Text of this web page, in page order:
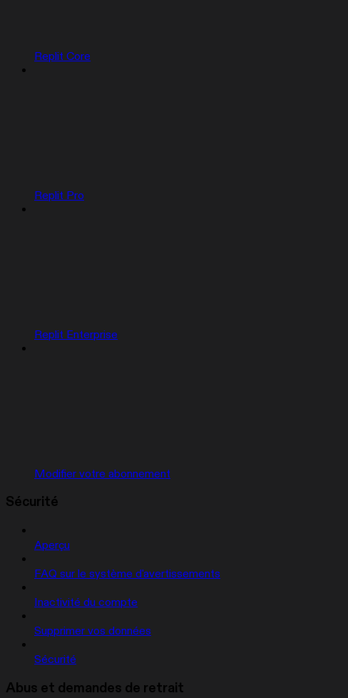
Replit Core
Replit Pro
Replit Enterprise
Modifier votre abonnement
Sécurité
Aperçu
FAQ sur le système d'avertissements
Inactivité du compte
Supprimer vos données
Sécurité
Abus et demandes de retrait